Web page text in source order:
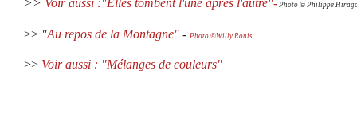
>> Voir aussi :"Elles tombent l'une après l'autre"- Photo © Philippe
>> "Au repos de la Montagne" - Photo ©Willy Ronis
>> Voir aussi : "Mélanges de couleurs"